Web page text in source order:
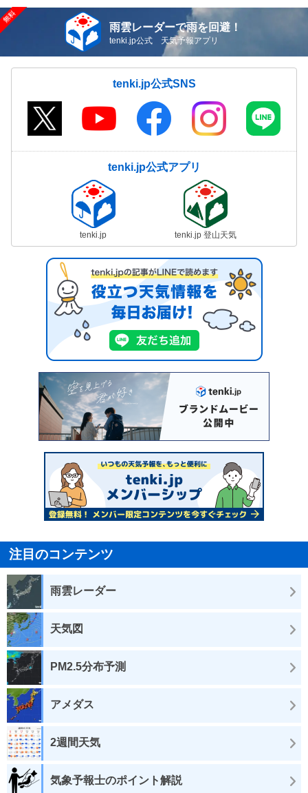
雨雲レーダーで雨を回避！
tenki.jp公式 天気予報アプリ
tenki.jp公式SNS
tenki.jp公式アプリ
tenki.jp tenki.jp 登山天気
注目のコンテンツ
雨雲レーダー
天気図
PM2.5分布予測
アメダス
2週間天気
気象予報士のポイント解説